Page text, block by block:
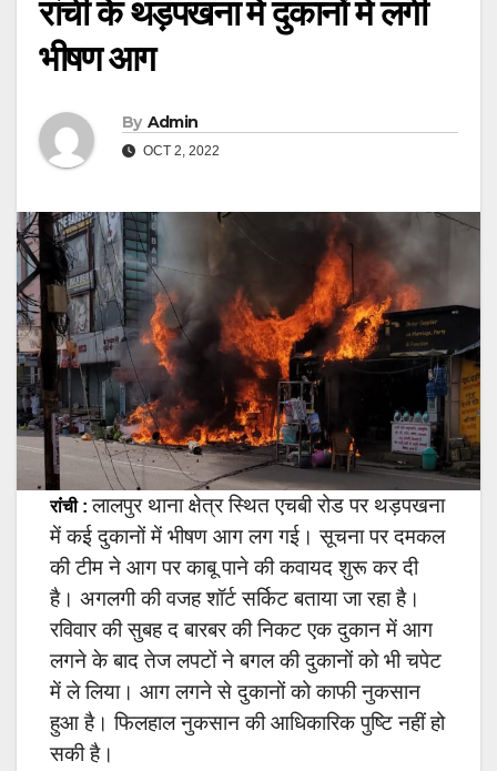
रांंची के थड़पखना में दुकानों में लगी
भीषण आग
By Admin
OCT 2, 2022
रांंची : लालपुर थाना क्षेत्र स्थित एचबी रोड पर थड़पखना
में कई दुकानों में भीषण आग लग गई। सूचना पर दमकल
की टीम ने आग पर काबू पाने की कवायद शुरू कर दी
है। अगलगी की वजह शॉर्ट सर्किट बताया जा रहा है।
रविवार की सुबह द बारबर की निकट एक दुकान में आग
लगने के बाद तेज लपटों ने बगल की दुकानों को भी चपेट
में ले लिया। आग लगने से दुकानों को काफी नुकसान
हुआ है। फिलहाल नुकसान की आधिकारिक पुष्टि नहीं हो
सकी है।